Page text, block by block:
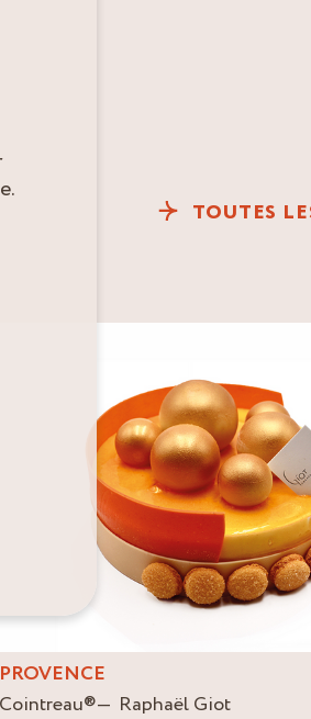
TOUTES
PROVENCE
Cointreau®
Raphaël Giot